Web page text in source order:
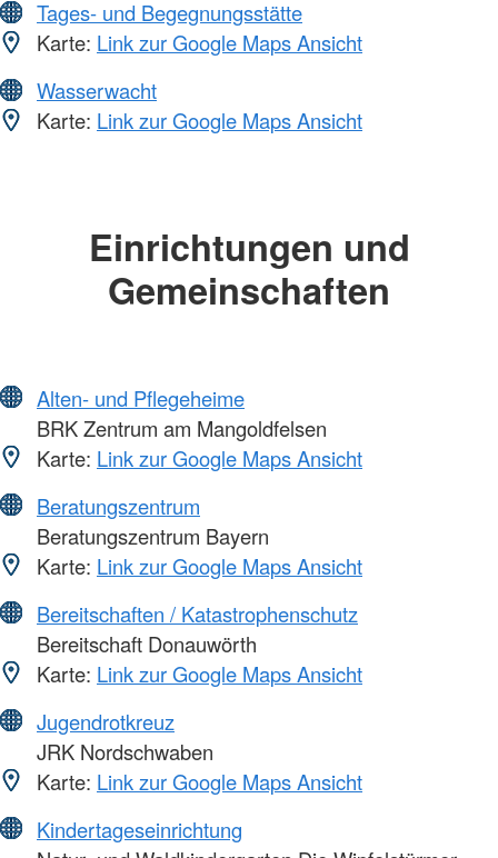
Tages- und Begegnungsstätte
Karte: Link zur Google Maps Ansicht
Wasserwacht
Karte: Link zur Google Maps Ansicht
Einrichtungen und
Gemeinschaften
Alten- und Pflegeheime
BRK Zentrum am Mangoldfelsen
Karte: Link zur Google Maps Ansicht
Beratungszentrum
Beratungszentrum Bayern
Karte: Link zur Google Maps Ansicht
Bereitschaften / Katastrophenschutz
Bereitschaft Donauwörth
Karte: Link zur Google Maps Ansicht
Jugendrotkreuz
JRK Nordschwaben
Karte: Link zur Google Maps Ansicht
Kindertageseinrichtung